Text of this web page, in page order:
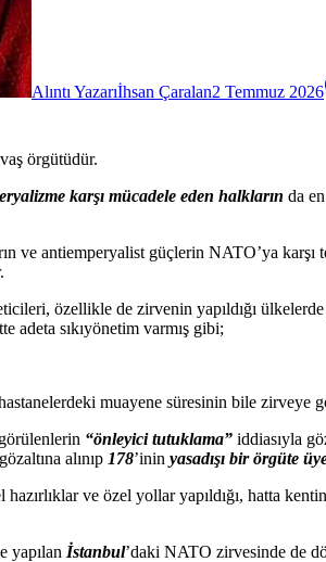
Alıntı Yazarıİhsan Çaralan2 Temmuz 2026
örgütüdür.
karşı mücadele eden halkların da
ve antiemperyalist güçlerin NATO’ya
özellikle de zirvenin yapıldığı
adeta sıkıyönetim varmış gibi;
muayene süresinin bile zirveye
görülenlerin “önleyici tutuklama” iddiasıyla
alınıp 178’inin yasadışı bir örgüte
ve özel yollar yapıldığı, hatta
yapılan İstanbul’daki NATO zirvesinde de